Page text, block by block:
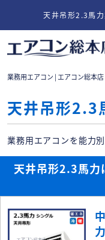
天井吊形2.3馬
業務用エアコン | エアコン総本店
天井吊形2.3
業務用エアコンを能力
天井吊形2.3馬力